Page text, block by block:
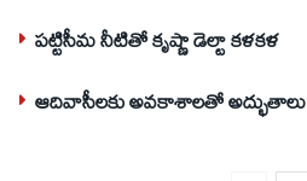
పట్టిసీమ నీటితో కృష్ణా డెల్టా కళకళ
ఆదివాసీలకు అవకాశాలతో అద్భుతాలు